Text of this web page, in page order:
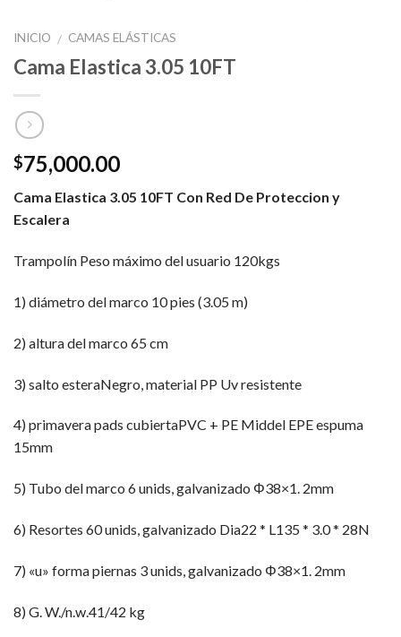
INICIO / CAMAS ELÁSTICAS
Cama Elastica 3.05 10FT
$75,000.00
Cama Elastica 3.05 10FT Con Red De Proteccion y
Escalera
Trampolín Peso máximo del usuario 120kgs
1) diámetro del marco 10 pies (3.05 m)
2) altura del marco 65 cm
3) salto esteraNegro, material PP Uv resistente
4) primavera pads cubiertaPVC + PE Middel EPE espuma
15mm
5) Tubo del marco 6 unids, galvanizado Φ38×1. 2mm
6) Resortes 60 unids, galvanizado Dia22 * L135 * 3.0 * 28N
7) «u» forma piernas 3 unids, galvanizado Φ38×1. 2mm
8) G. W./n.w.41/42 kg